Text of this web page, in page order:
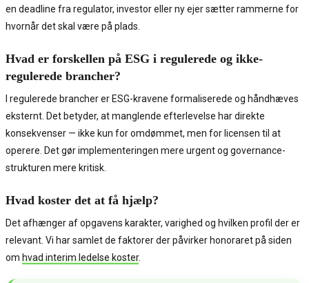
en deadline fra regulator, investor eller ny ejer sætter rammerne for
hvornår det skal være på plads.
Hvad er forskellen på ESG i regulerede og ikke-
regulerede brancher?
I regulerede brancher er ESG-kravene formaliserede og håndhæves
eksternt. Det betyder, at manglende efterlevelse har direkte
konsekvenser — ikke kun for omdømmet, men for licensen til at
operere. Det gør implementeringen mere urgent og governance-
strukturen mere kritisk.
Hvad koster det at få hjælp?
Det afhænger af opgavens karakter, varighed og hvilken profil der er
relevant. Vi har samlet de faktorer der påvirker honoraret på siden
om hvad interim ledelse koster.